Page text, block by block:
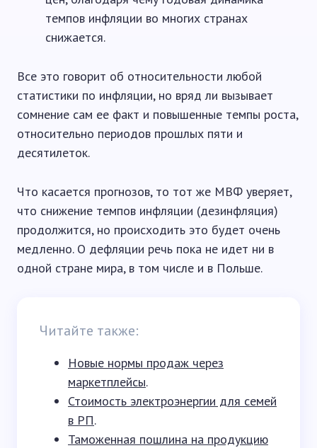
темпов инфляции во многих странах
снижается.
Все это говорит об относительности любой
статистики по инфляции, но вряд ли вызывает
сомнение сам ее факт и повышенные темпы роста,
относительно периодов прошлых пяти и
десятилеток.
Что касается прогнозов, то тот же МВФ уверяет,
что снижение темпов инфляции (дезинфляция)
продолжится, но происходить это будет очень
медленно. О дефляции речь пока не идет ни в
одной стране мира, в том числе и в Польше.
Читайте также:
Новые нормы продаж через
маркетплейсы.
Стоимость электроэнергии для семей
в РП.
Таможенная пошлина на продукцию